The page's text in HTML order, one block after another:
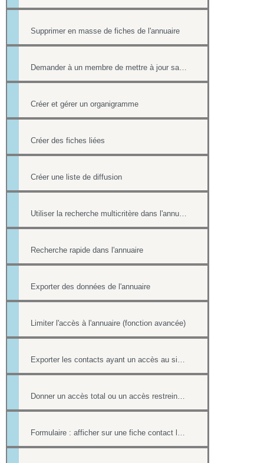
Supprimer en masse de fiches de l'annuaire
Demander à un membre de mettre à jour sa fiche contact de l'annuaire
Créer et gérer un organigramme
Créer des fiches liées
Créer une liste de diffusion
Utiliser la recherche multicritère dans l'annuaire
Recherche rapide dans l'annuaire
Exporter des données de l'annuaire
Limiter l'accès à l'annuaire (fonction avancée)
Exporter les contacts ayant un accès au site (fonction avancée)
Donner un accès total ou un accès restreint à l'annuaire
Formulaire : afficher sur une fiche contact le lien ou le contenu d'un formulaire